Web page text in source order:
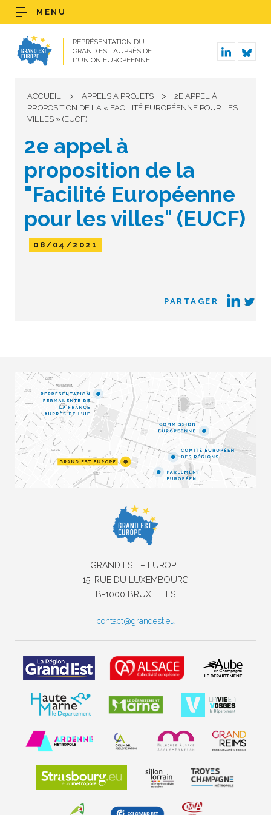
REPRÉSENTATION DU
GRAND EST AUPRÈS DE
L’UNION EUROPÉENNE
MENU
ACCUEIL > APPELS À PROJETS >
2E APPEL À
PROPOSITION DE LA « FACILITÉ EUROPÉENNE POUR LES
VILLES » (EUCF)
2e appel à
proposition de la
"Facilité Européenne
pour les villes" (EUCF)
08/04/2021
PARTAGER
GRAND EST – EUROPE
15, RUE DU LUXEMBOURG
B-1000 BRUXELLES
contact@grandest.eu